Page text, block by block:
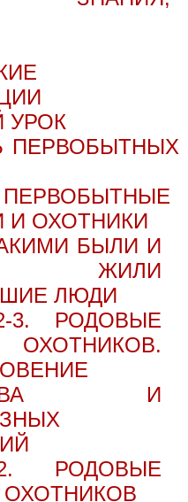
УРОК
ПЕРВОБЫТНЫХ
И ОХОТНИКИ
БЫЛИ И
ЖИЛИ
ЛЮДИ
3. РОДОВЫЕ
И
РОДОВЫЕ